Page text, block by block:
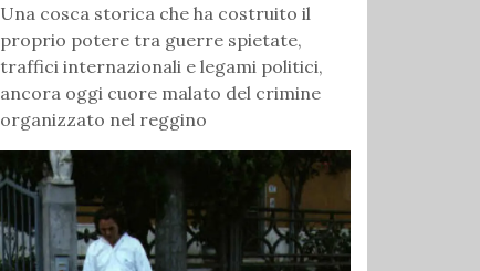
Una cosca storica che ha costruito il
proprio potere tra guerre spietate,
traffici internazionali e legami politici,
ancora oggi cuore malato del crimine
organizzato nel reggino